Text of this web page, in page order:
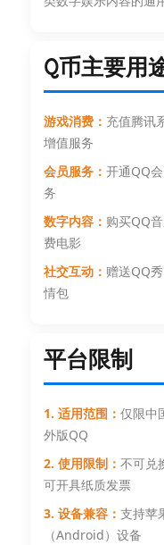
Q币主要用
游戏消费： 充值腾讯
增值服务
会员服务：开通QQ
务
数字内容： 购买QQ
费电影
社交互动： 赠送QQ
情包
平台限制
1. 适用范围：仅限中
外版QQ
2. 使用限制：不可兑
可开具纸质发票
3. 设备兼容：支持苹
（Android）设备